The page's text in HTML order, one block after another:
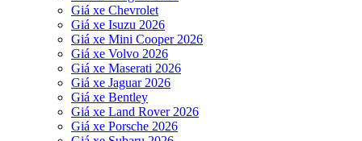
Giá xe Chevrolet
Giá xe Isuzu 2026
Giá xe Mini Cooper 2026
Giá xe Volvo 2026
Giá xe Maserati 2026
Giá xe Jaguar 2026
Giá xe Bentley
Giá xe Land Rover 2026
Giá xe Porsche 2026